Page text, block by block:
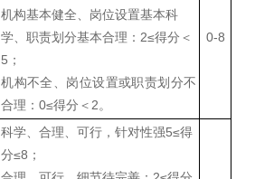
机构基本健全、岗位设置基本科
学、职责划分基本合理：2≤得分＜
5；
机构不全、岗位设置或职责划分不
合理：0≤得分＜2。
0-8
科学、合理、可行，针对性强5≤得
分≤8；